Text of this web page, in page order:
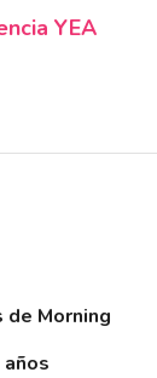
YEA
Morning